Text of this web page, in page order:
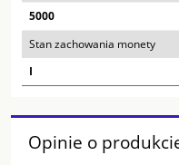
5000
Stan zachowania monety
I
Opinie o